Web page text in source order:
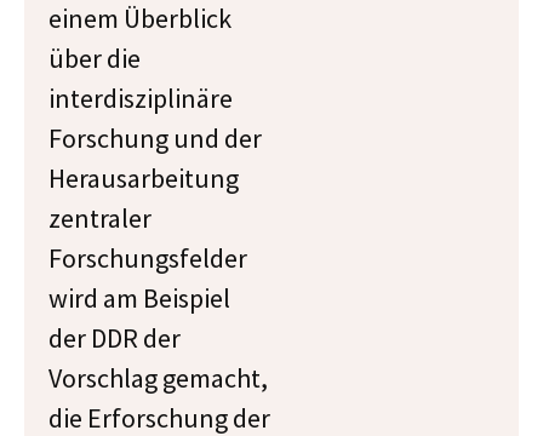
einem Überblick
über die
interdisziplinäre
Forschung und der
Herausarbeitung
zentraler
Forschungsfelder
wird am Beispiel
der DDR der
Vorschlag gemacht,
die Erforschung der